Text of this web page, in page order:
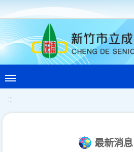
:::
最新消息